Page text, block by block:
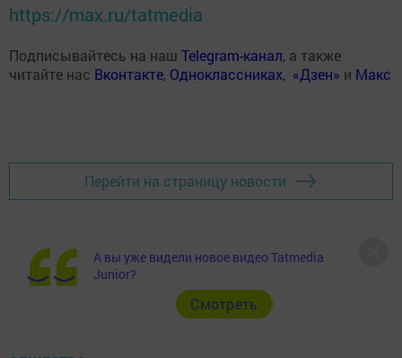
https://max.ru/tatmedia
Подписывайтесь на наш Telegram-канал, а также
читайте нас Вконтакте, Одноклассниках, «Дзен» и Макс
Перейти на страницу новости
А вы уже видели новое видео Tatmedia
Junior?
Cмотреть